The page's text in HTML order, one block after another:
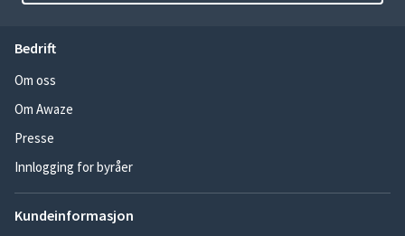
Bedrift
Om oss
Om Awaze
Presse
Innlogging for byråer
Kundeinformasjon